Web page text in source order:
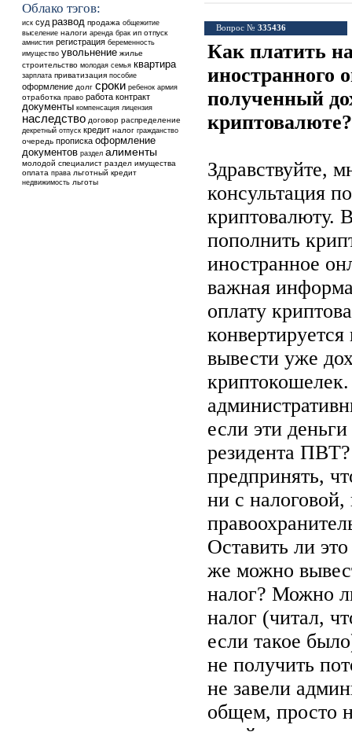
Облако тэгов:
иск суд развод продажа общежитие
выселение налоги аренда брак ип отпуск
амнистия регистрация беременность
имущество увольнение жилье
строительство молодая семья квартира
зарплата приватизация пособие
оформление долг сроки ребенок армия
отработка право работа контракт
документы компенсация лицензия
наследство договор распределение
декретный отпуск кредит налог гражданство
очередь прописка оформление
документов раздел алименты
молодой специалист раздел имущества
оплата права льготный кредит
недвижимость льготы
Вопрос № 335436
Как платить
иностранного
полученный
криптовалюте?
Здравствуйте,
консультация
криптовалюту.
пополнить
иностранное
важная
оплату
вывести уже
если эти
резидента
предпринять,
ни с налоговой,
Оставить ли
же можно
налог? Можно
налог (читал,
если такое
не получить
не завели
общем, просто